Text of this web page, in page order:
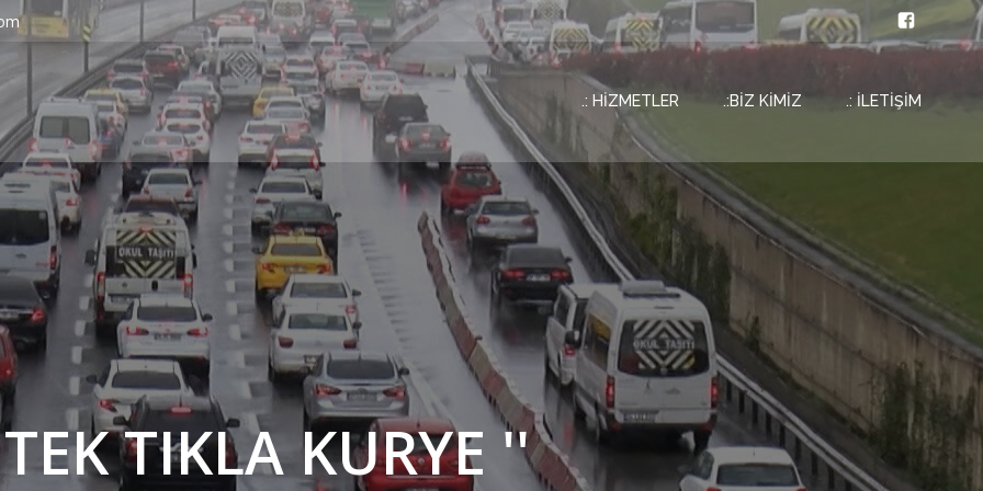
.: HİZMETLER .:BİZ KİMİZ .: İLETİŞİM
TIKLA KURYE ''